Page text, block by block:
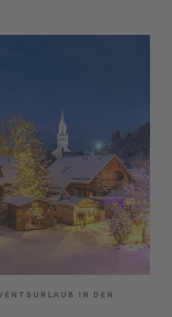
IN DEN